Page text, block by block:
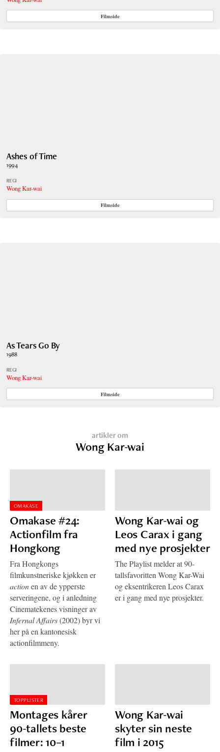
Filmside
Ashes of Time
1994
REGI
Wong Kar-wai
Filmside
As Tears Go By
1988
REGI
Wong Kar-wai
Filmside
artikler om
Wong Kar-wai
OMAKASE
Omakase #24:
Actionfilm fra
Hongkong
Fra Hongkongs
filmkunstneriske kjøkken er
actionen av de ypperste
serveringene, og i anledning
Cinematekenes visninger av
Infernal Affairs(2002) byr vi
her på en kantonesisk
actionfilmmeny.
Wong Kar-wai og
Leos Carax i gang
med nye prosjekter
The Playlist melder at 90-
tallsfavoritten Wong Kar-Wai
og eksentrikeren Leos Carax
er i gang med nye prosjekter.
TOPPLISTER
Montages kårer
90-tallets beste
filmer: 10–1
Wong Kar-wai
skyter sin neste
film i 2015